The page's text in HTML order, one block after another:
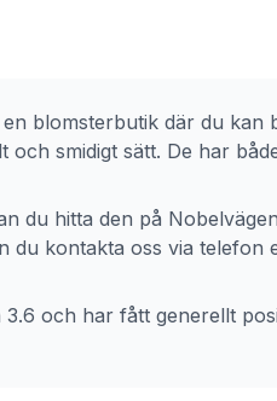
blomsterbutik där du kan
och smidigt sätt. De har
du hitta den på
du kontakta oss via telefon
och har fått generellt